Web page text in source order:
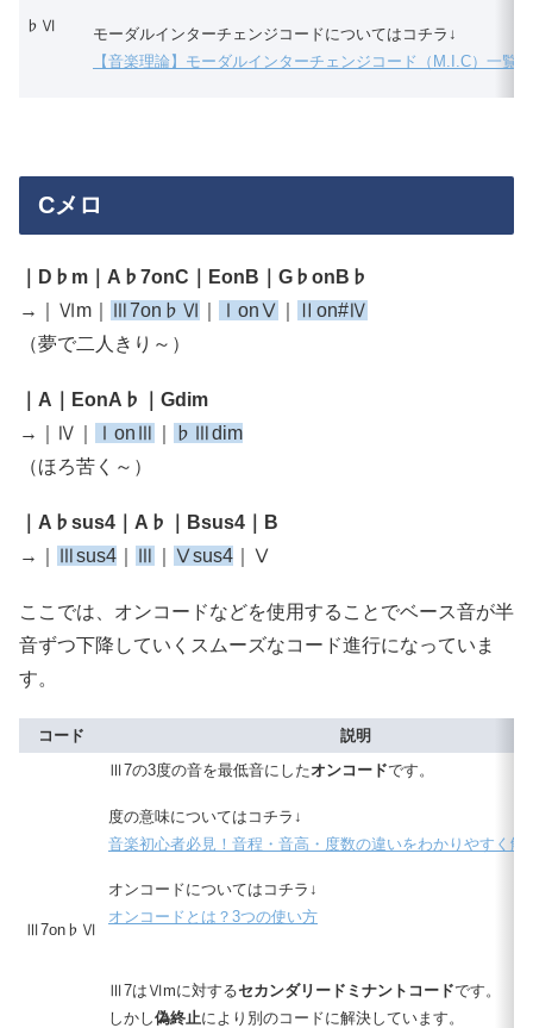
♭Ⅵ
モーダルインターチェンジコードについてはコチラ↓
【音楽理論】モーダルインターチェンジコード（M.I.C）一覧
Cメロ
｜D♭m｜A♭7onC｜EonB｜G♭onB♭
→｜Ⅵm｜
Ⅲ7on♭Ⅵ ⅠonⅤ
Ⅱon#Ⅳ
（夢で二人きり～）
｜A｜EonA♭｜Gdim
→｜Ⅳ｜
ⅠonⅢ
♭Ⅲdim
（ほろ苦く～）
｜A♭sus4｜A♭｜Bsus4｜B
→｜
Ⅲsus4 Ⅲ Ⅴsus4 ｜Ⅴ
ここでは、オンコードなどを使用することでベース音が半
音ずつ下降していくスムーズなコード進行になっていま
す。
コード 説明
Ⅲ7on♭Ⅵ
Ⅲ7の3度の音を最低音にしたオンコードです。
度の意味についてはコチラ↓
音楽初心者必見！音程・音高・度数の違いをわかりやすく解
オンコードについてはコチラ↓
オンコードとは？3つの使い方
Ⅲ7はⅥmに対するセカンダリードミナントコードです。
しかし偽終止により別のコードに解決しています。